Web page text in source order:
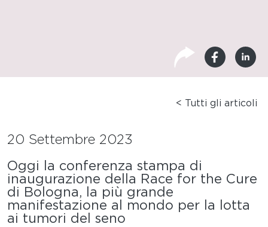
< Tutti gli articoli
20 Settembre 2023
Oggi la conferenza stampa di
inaugurazione della Race for the Cure
di Bologna, la più grande
manifestazione al mondo per la lotta
ai tumori del seno